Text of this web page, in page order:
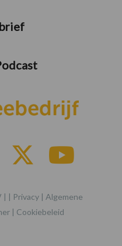
| | Privacy | Algemene
| Cookiebeleid